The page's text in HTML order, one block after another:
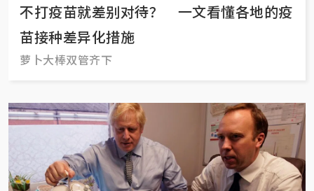
不打疫苗就差别对待？ 一文看懂各地的疫
苗接种差异化措施
萝卜大棒双管齐下